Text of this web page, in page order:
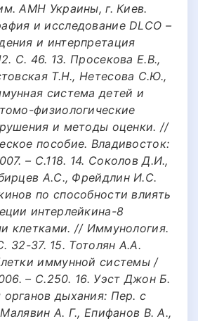
АМН Украины, г. Киев.
и исследование DLCO –
и интерпретация
С. 46. 13. Просекова Е.В.,
Т.Н., Нетесова С.Ю.,
система детей и
физиологические
и методы оценки. //
пособие. Владивосток:
– С.118. 14. Соколов Д.И.,
А.С., Фрейдлин И.С.
по способности влиять
интерлейкина-8
клетками. // Иммунология.
32-37. 15. Тотолян А.А.
иммунной системы /
– С.250. 16. Уэст Джон Б.
органов дыхания: Пер. с
А. Г., Епифанов В. А.,